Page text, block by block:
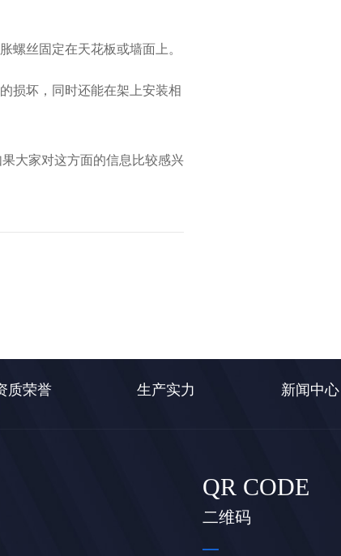
螺丝固定在天花板或墙面上。
损坏，同时还能在架上安装相
大家对这方面的信息比较感兴
质荣誉 生产实力 新闻中心
QR CODE
二维码